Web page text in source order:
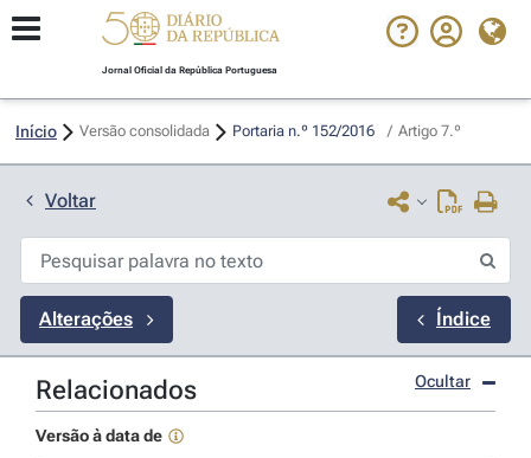
Jornal Oficial da República Portuguesa
Início Versão consolidada Portaria n.º 152/2016 / Artigo 7.º
Voltar
Alterações Índice
Relacionados Ocultar
Versão à data de